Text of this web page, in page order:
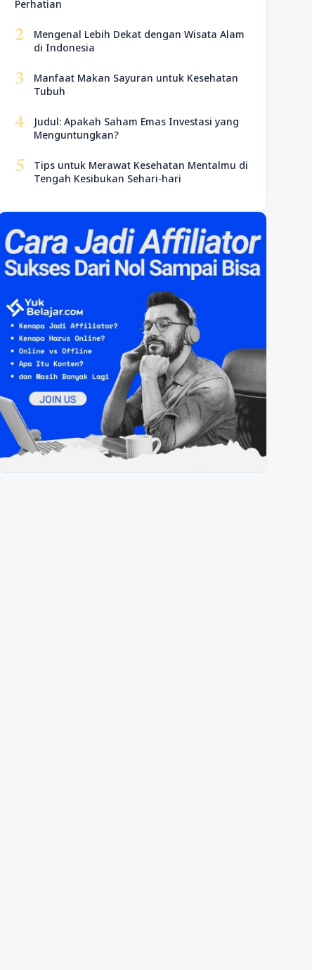
Perhatian
2
Mengenal Lebih Dekat dengan Wisata Alam
di Indonesia
3
Manfaat Makan Sayuran untuk Kesehatan
Tubuh
4
Judul: Apakah Saham Emas Investasi yang
Menguntungkan?
5
Tips untuk Merawat Kesehatan Mentalmu di
Tengah Kesibukan Sehari-hari